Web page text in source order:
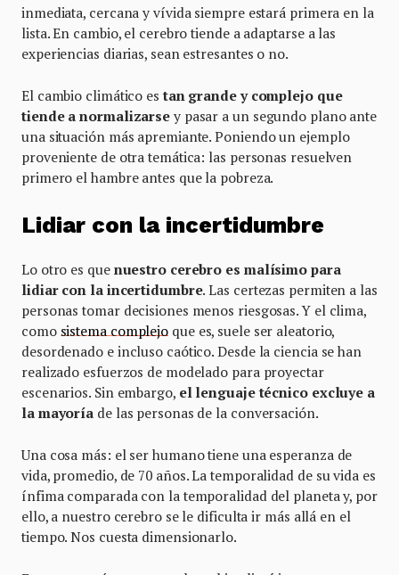
inmediata, cercana y vívida siempre estará primera en la
lista. En cambio, el cerebro tiende a adaptarse a las
experiencias diarias, sean estresantes o no.
El cambio climático estan grande y complejo que
tiende a normalizarse y pasar a un segundo plano ante
una situación más apremiante. Poniendo un ejemplo
proveniente de otra temática: las personas resuelven
primero el hambre antes que la pobreza.
Lidiar con la incertidumbre
Lo otro es que nuestro cerebro es malísimo para
lidiar con la incertidumbre. Las certezas permiten a las
personas tomar decisiones menos riesgosas. Y el clima,
como sistema complejo que es, suele ser aleatorio,
desordenado e incluso caótico. Desde la ciencia se han
realizado esfuerzos de modelado para proyectar
escenarios. Sin embargo, el lenguaje técnico excluye a
la mayoría de las personas de la conversación.
Una cosa más: el ser humano tiene una esperanza de
vida, promedio, de 70 años. La temporalidad de su vida es
ínfima comparada con la temporalidad del planeta y, por
ello, a nuestro cerebro se le dificulta ir más allá en el
tiempo. Nos cuesta dimensionarlo.